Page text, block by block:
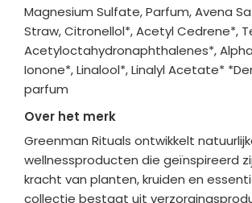
Magnesium Sulfate, Parfum, Avena
Straw, Citronellol*, Acetyl Cedrene*,
Acetyloctahydronaphthalenes*,
Ionone*, Linalool*, Linalyl Acetate*
parfum
Over het merk
Greenman Rituals ontwikkelt
wellnessproducten die geïnspireerd
kracht van planten, kruiden en
collectie bestaat uit